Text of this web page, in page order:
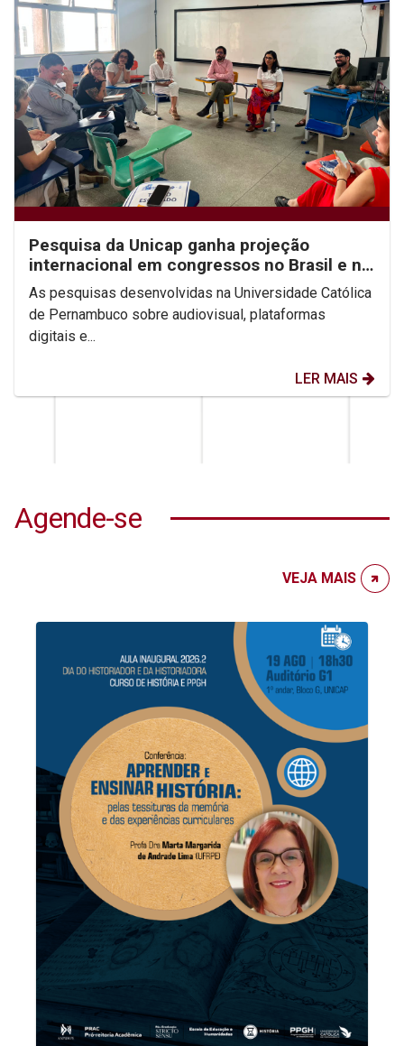
Pesquisa da Unicap ganha projeção
internacional em congressos no Brasil e no
México
As pesquisas desenvolvidas na Universidade Católica
de Pernambuco sobre audiovisual, plataformas
digitais e...
LER MAIS
Agende-se
VEJA MAIS